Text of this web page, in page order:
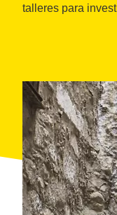
talleres para